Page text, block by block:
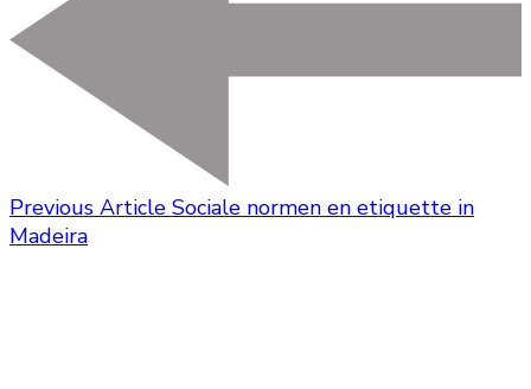
Previous Article Sociale normen en etiquette in
Madeira